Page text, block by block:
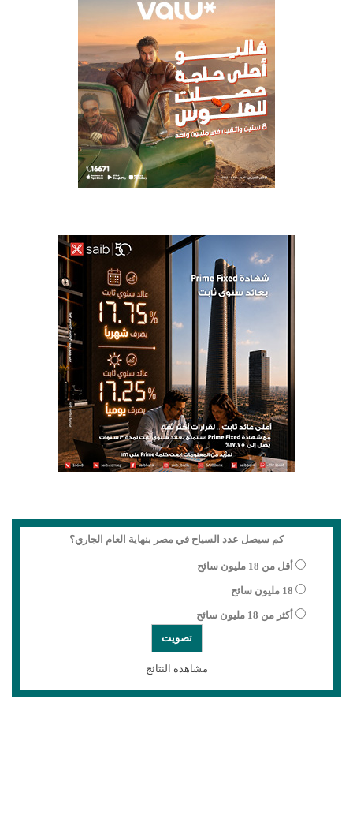
كم سيصل عدد السياح في مصر بنهاية العام الجاري؟
أقل من 18 مليون سائح
18 مليون سائح
أكثر من 18 مليون سائح
مشاهدة النتائج